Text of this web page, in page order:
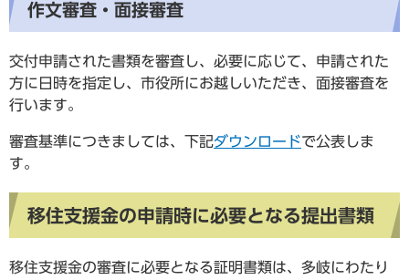
作文審査・面接審査
交付申請された書類を審査し、必要に応じて、申請された
方に日時を指定し、市役所にお越しいただき、面接審査を
行います。
審査基準につきましては、下記ダウンロードで公表しま
す。
移住支援金の申請時に必要となる提出書類
移住支援金の審査に必要となる証明書類は、多岐にわたり